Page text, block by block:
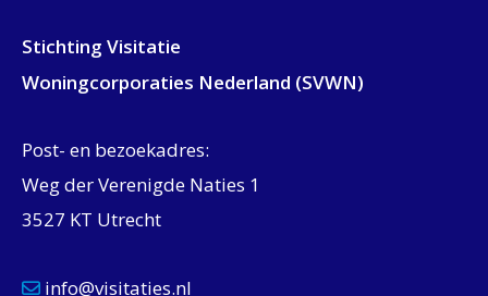
Stichting Visitatie
Woningcorporaties Nederland (SVWN)
Post- en bezoekadres:
Weg der Verenigde Naties 1
3527 KT Utrecht
info@visitaties.nl